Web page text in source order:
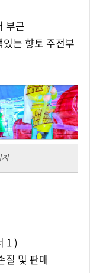
부근
는 향토 주전부
지
1 )
질 및 판매